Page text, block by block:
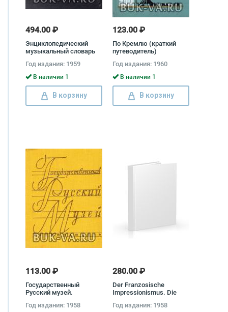
494.00 ₽
Энциклопедический
музыкальный словарь
Год издания: 1959
В наличии 1
В корзину
123.00 ₽
По Кремлю (краткий
путеводитель)
Год издания: 1960
В наличии 1
В корзину
113.00 ₽
Государственный
Русский музей.
Год издания: 1958
280.00 ₽
Der Franzosische
Impressionismus. Die
Malerei Wolfgang Balzer
Год издания: 1958